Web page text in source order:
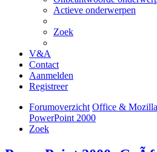
Actieve onderwerpen
Zoek
V&A
Contact
Aanmelden
Registreer
Forumoverzicht Office & Mozilla
PowerPoint 2000
Zoek